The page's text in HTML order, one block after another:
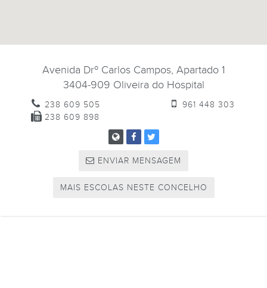
Avenida Drº Carlos Campos, Apartado 1
3404-909 Oliveira do Hospital
238 609 505
961 448 303
238 609 898
ENVIAR MENSAGEM
MAIS ESCOLAS NESTE CONCELHO